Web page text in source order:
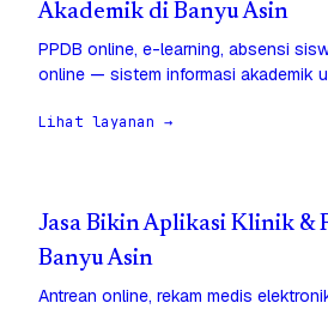
Akademik di Banyu Asin
PPDB online, e-learning, absensi
online — sistem informasi akademik
Lihat layanan →
Jasa Bikin Aplikasi Klinik &
Banyu Asin
Antrean online, rekam medis